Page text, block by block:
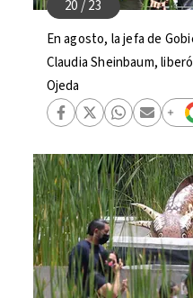
En agosto, la jefa de
Claudia Sheinbaum,
Ojeda